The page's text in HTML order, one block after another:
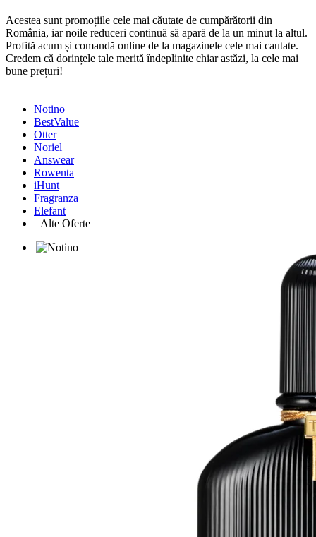
Acestea sunt promoțiile cele mai căutate de cumpărătorii din
România, iar noile reduceri continuă să apară de la un minut la altul.
Profită acum și comandă online de la magazinele cele mai cautate.
Credem că dorințele tale merită îndeplinite chiar astăzi, la cele mai
bune prețuri!
Notino
BestValue
Otter
Noriel
Answear
Rowenta
iHunt
Fragranza
Elefant
Alte Oferte